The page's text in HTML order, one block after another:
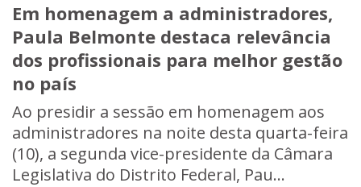
Em homenagem a administradores,
Paula Belmonte destaca relevância
dos profissionais para melhor gestão
no país
Ao presidir a sessão em homenagem aos
administradores na noite desta quarta-feira
(10), a segunda vice-presidente da Câmara
Legislativa do Distrito Federal, Pau...